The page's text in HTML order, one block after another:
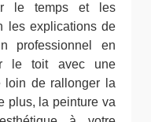
le temps et les
les explications de
professionnel en
le toit avec une
loin de rallonger la
plus, la peinture va